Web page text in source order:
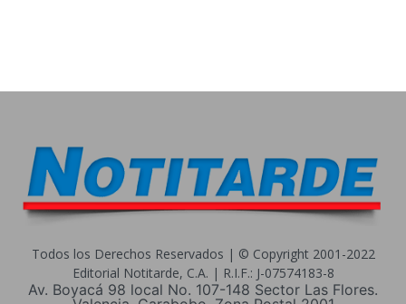
Todos los Derechos Reservados | © Copyright 2001-2022
Editorial Notitarde, C.A. | R.I.F.: J-07574183-8
Av. Boyacá 98 local No. 107-148 Sector Las Flores.